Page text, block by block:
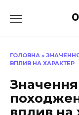
до
ГОЛОВНА »
ВПЛИВ НА ХАРАКТЕР
Значення